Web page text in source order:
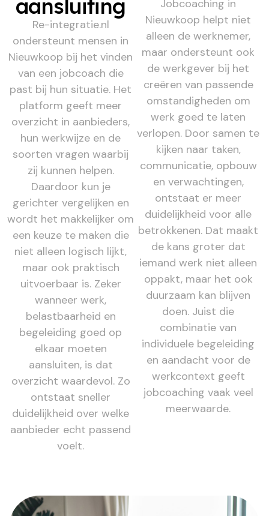
aansluiting
Re-integratie.nl
ondersteunt mensen in
Nieuwkoop bij het vinden
van een jobcoach die
past bij hun situatie. Het
platform geeft meer
overzicht in aanbieders,
hun werkwijze en de
soorten vragen waarbij
zij kunnen helpen.
Daardoor kun je
gerichter vergelijken en
wordt het makkelijker om
een keuze te maken die
niet alleen logisch lijkt,
maar ook praktisch
uitvoerbaar is. Zeker
wanneer werk,
belastbaarheid en
begeleiding goed op
elkaar moeten
aansluiten, is dat
overzicht waardevol. Zo
ontstaat sneller
duidelijkheid over welke
aanbieder echt passend
voelt.
Jobcoaching in
Nieuwkoop helpt niet
alleen de werknemer,
maar ondersteunt ook
de werkgever bij het
creëren van passende
omstandigheden om
werk goed te laten
verlopen. Door samen te
kijken naar taken,
communicatie, opbouw
en verwachtingen,
ontstaat er meer
duidelijkheid voor alle
betrokkenen. Dat maakt
de kans groter dat
iemand werk niet alleen
oppakt, maar het ook
duurzaam kan blijven
doen. Juist die
combinatie van
individuele begeleiding
en aandacht voor de
werkcontext geeft
jobcoaching vaak veel
meerwaarde.